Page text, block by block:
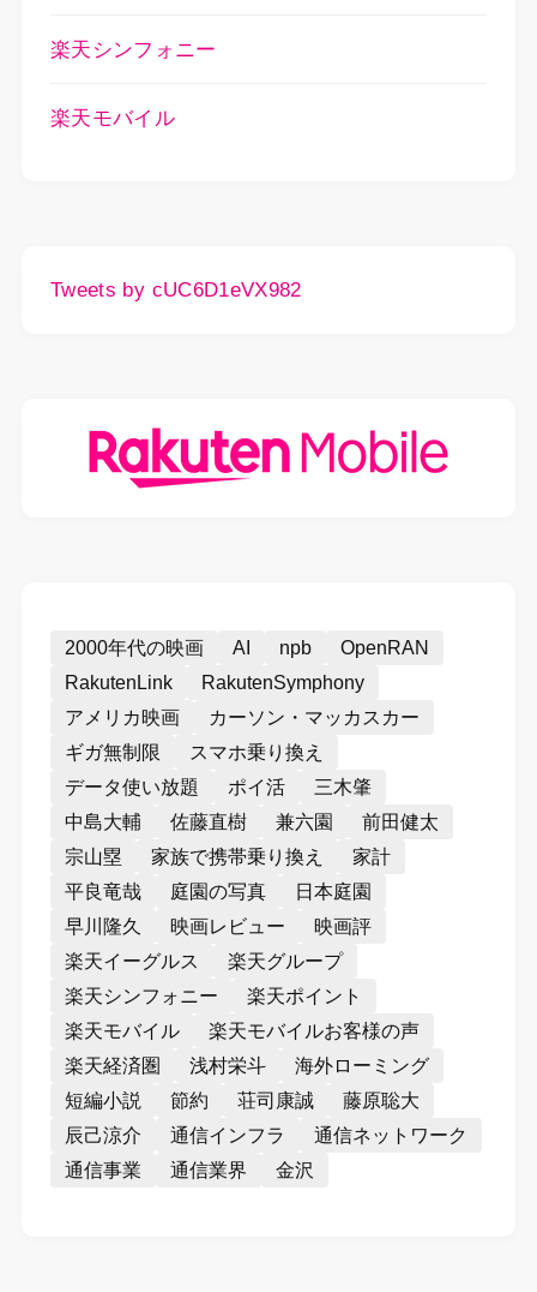
楽天シンフォニー
楽天モバイル
Tweets by cUC6D1eVX982
2000年代の映画 AI npb
OpenRAN
RakutenLink
RakutenSymphony
アメリカ映画
カーソン・マッカスカー
ギガ無制限
スマホ乗り換え
データ使い放題
ポイ活
三木肇
中島大輔
佐藤直樹 兼六園
前田健太
宗山塁
家族で携帯乗り換え
家計
平良竜哉
庭園の写真
日本庭園
早川隆久
映画レビュー
映画評
楽天イーグルス
楽天グループ
楽天シンフォニー
楽天ポイント
楽天モバイル
楽天モバイルお客様の声
楽天経済圏
浅村栄斗
海外ローミング
短編小説
節約 荘司康誠
藤原聡大
辰己涼介
通信インフラ
通信ネットワーク
通信事業
通信業界 金沢